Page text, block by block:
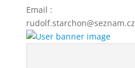
Email :
rudolf.starchon@seznam.cz